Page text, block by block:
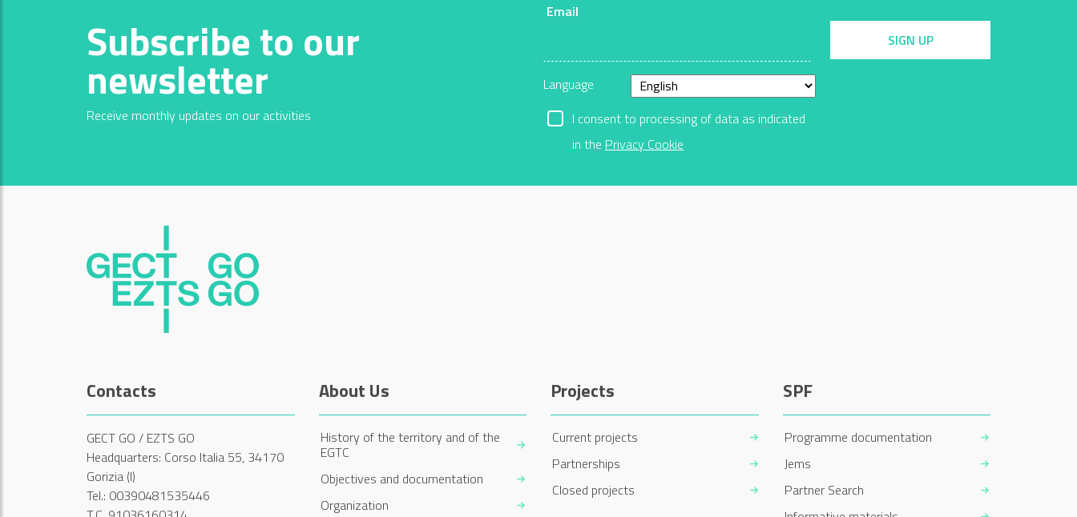
Subscribe to our
newsletter
Receive monthly updates on our activities
Email
Language
I consent to processing of data as indicated
in the Privacy Cookie
SIGN UP
Contacts
GECT GO / EZTS GO
Headquarters: Corso Italia 55, 34170
Gorizia (I)
Tel.: 00390481535446
About Us
History of the territory and of the
EGTC
Objectives and documentation
Organization
Projects
Current projects
Partnerships
Closed projects
SPF
Programme documentation
Jems
Partner Search